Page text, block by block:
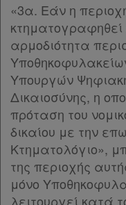
«3α. Εάν η
κτηματογραφηθεί
αρμοδιότητα
Υπουργών
Δικαιοσύνης, η
πρόταση του
δικαίου με την
Κτηματολόγιο»,
της περιοχής
μόνο
λειτουργεί κατά